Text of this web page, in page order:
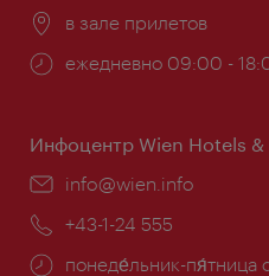
Расположение:
в зале прилетов
Часы
ежедневно 09:00 -
Инфоцентр Wien Hotels
Эл.
info@wien.info
Телефон:
+43-1-24 555
Часы
понеде́льник-пя́тница